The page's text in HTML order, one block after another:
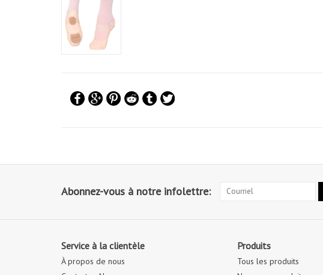
Abonnez-vous à notre infolettre:
Service à la clientèle
À propos de nous
Produits
Tous les produits